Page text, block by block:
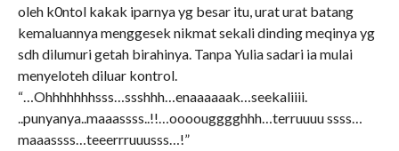
oleh k0ntol kakak iparnya yg besar itu, urat urat batang
kemaluannya menggesek nikmat sekali dinding meqinya yg
sdh dilumuri getah birahinya. Tanpa Yulia sadari ia mulai
menyeloteh diluar kontrol.
“…Ohhhhhhhsss…ssshhh…enaaaaaak…seekaliiii.
..punyanya..maaassss..!!…oooougggghhh…terruuuu ssss…
maaassss…teeerrruuusss…!”